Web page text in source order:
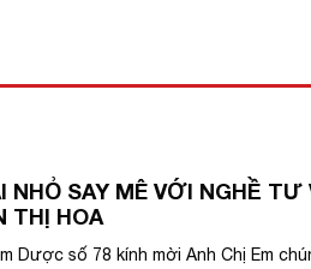
NHỎ SAY MÊ VỚI NGHỀ
THỊ HOA
Dược số 78 kính mời Anh Chị Em